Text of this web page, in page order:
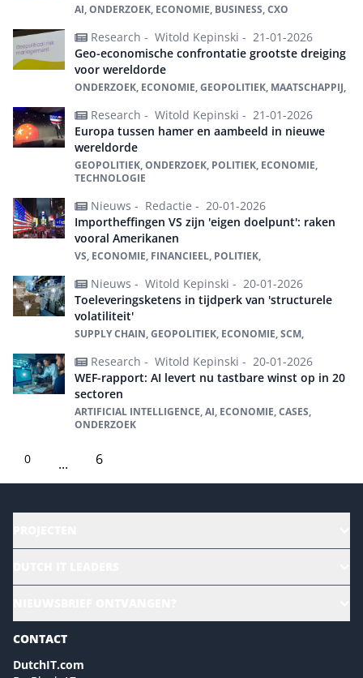
AI, ONDERZOEK, ECONOMIE, BUSINESS, CXO
Research - Witold Kepinski - 21-01-2026
Geo-economische confrontatie grootste dreiging
voor wereldorde
ONDERZOEK, ECONOMIE, GEOPOLITIEK, MAATSCHAPPIJ,
Research - Witold Kepinski - 21-01-2026
Europa tussen hamer en aambeeld in nieuwe
wereldorde
GEOPOLITIEK, ONDERZOEK, POLITIEK, ECONOMIE,
TECHNOLOGIE
Nieuws - Redactie - 20-01-2026
Importheffingen VS zijn 'eigen doelpunt': raken
vooral Amerikanen
VS, ECONOMIE, FINANCIEEL, POLITIEK,
Nieuws - Witold Kepinski - 20-01-2026
Toeleveringsketens in tijdperk van 'structurele
volatiliteit'
SUPPLY CHAIN, GEOPOLITIEK, ECONOMIE, SCM,
Research - Witold Kepinski - 20-01-2026
WEF-rapport: AI levert nu tastbare winst op in 20
sectoren
ARTIFICIAL INTELLIGENCE, AI, ECONOMIE, CASES,
ONDERZOEK
0 ... 6
Sustainability | Green IT
Marketing- en contentmogelijkheden 2026
Events- en sponsormogelijkheden 2026
CONTACT
DutchIT.com